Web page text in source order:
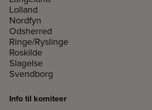
Lolland
Nordfyn
Odsherred
Ringe/Ryslinge
Roskilde
Slagelse
Svendborg
Info til komiteer